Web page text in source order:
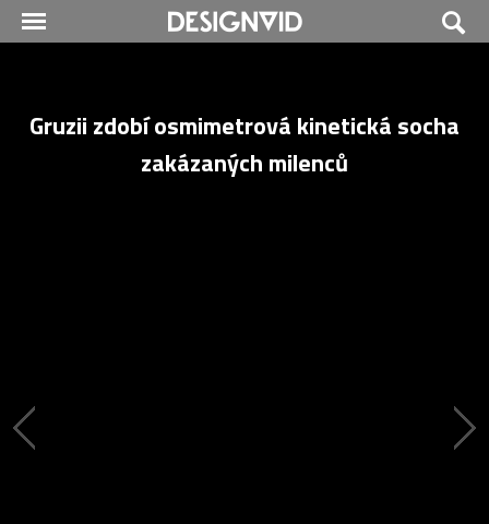
Gruzii zdobí osmimetrová kinetická socha
zakázaných milenců